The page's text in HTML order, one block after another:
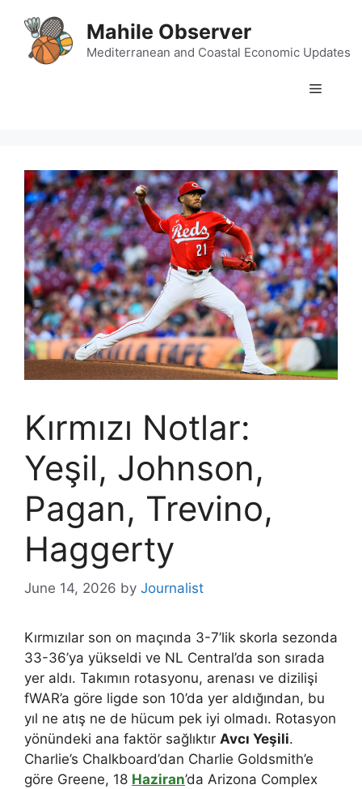
content
Mahile Observer
Mediterranean and Coastal Economic Updates
Menu
Kırmızı Notlar:
Yeşil, Johnson,
Pagan, Trevino,
Haggerty
June 14, 2026 by Journalist
Kırmızılar son on maçında 3-7’lik skorla sezonda
33-36’ya yükseldi ve NL Central’da son sırada
yer aldı. Takımın rotasyonu, arenası ve dizilişi
fWAR’a göre ligde son 10’da yer aldığından, bu
yıl ne atış ne de hücum pek iyi olmadı. Rotasyon
yönündeki ana faktör sağlıktır Avcı Yeşili.
Charlie’s Chalkboard’dan Charlie Goldsmith’e
göre Greene, 18 Haziran’da Arizona Complex